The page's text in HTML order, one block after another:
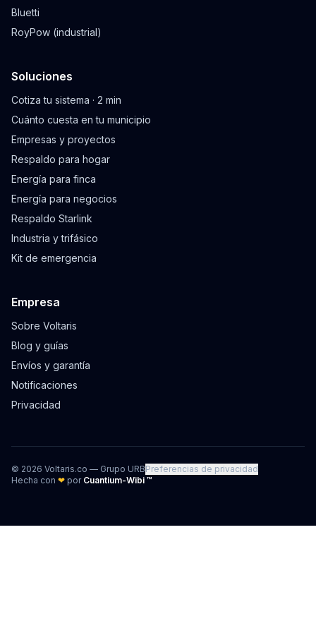
Bluetti
RoyPow (industrial)
Soluciones
Cotiza tu sistema · 2 min
Cuánto cuesta en tu municipio
Empresas y proyectos
Respaldo para hogar
Energía para finca
Energía para negocios
Respaldo Starlink
Industria y trifásico
Kit de emergencia
Empresa
Sobre Voltaris
Blog y guías
Envíos y garantía
Notificaciones
Privacidad
© 2026 Voltaris.co — Grupo URBPreferencias de privacidad
Hecha con ❤ por Cuantium-Wibi ™